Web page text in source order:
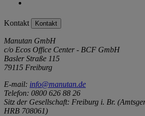
Kontakt Kontakt
Manutan GmbH
c/o Ecos Office Center - BCF GmbH
Basler Straße 115
79115 Freiburg
E-mail: info@manutan.de
Telefon: 0800 626 88 26
Sitz der Gesellschaft: Freiburg i. Br.
HRB 708061)